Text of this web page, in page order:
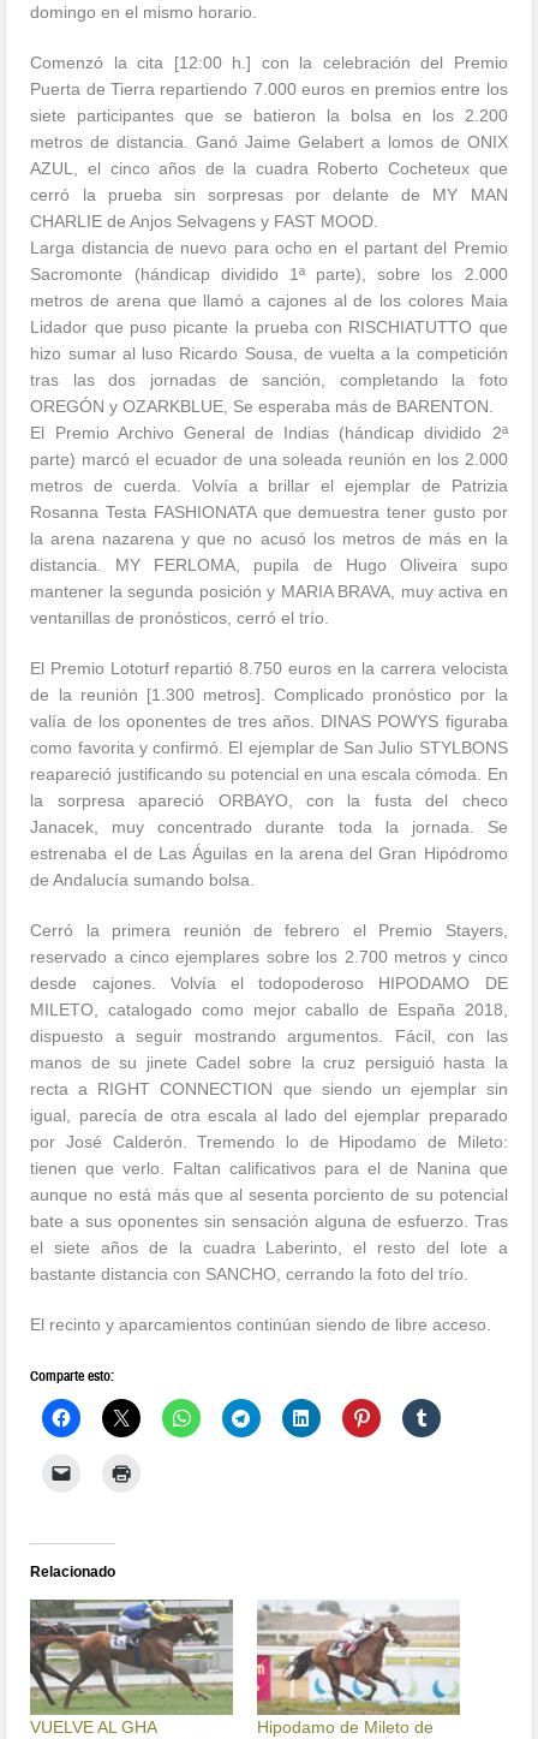
domingo en el mismo horario.
Comenzó la cita [12:00 h.] con la celebración del Premio
Puerta de Tierra repartiendo 7.000 euros en premios entre los
siete participantes que se batieron la bolsa en los 2.200
metros de distancia. Ganó Jaime Gelabert a lomos de ONIX
AZUL, el cinco años de la cuadra Roberto Cocheteux que
cerró la prueba sin sorpresas por delante de MY MAN
CHARLIE de Anjos Selvagens y FAST MOOD.
Larga distancia de nuevo para ocho en el partant del Premio
Sacromonte (hándicap dividido 1ª parte), sobre los 2.000
metros de arena que llamó a cajones al de los colores Maia
Lidador que puso picante la prueba con RISCHIATUTTO que
hizo sumar al luso Ricardo Sousa, de vuelta a la competición
tras las dos jornadas de sanción, completando la foto
OREGÓN y OZARKBLUE, Se esperaba más de BARENTON.
El Premio Archivo General de Indias (hándicap dividido 2ª
parte) marcó el ecuador de una soleada reunión en los 2.000
metros de cuerda. Volvía a brillar el ejemplar de Patrizia
Rosanna Testa FASHIONATA que demuestra tener gusto por
la arena nazarena y que no acusó los metros de más en la
distancia. MY FERLOMA, pupila de Hugo Oliveira supo
mantener la segunda posición y MARIA BRAVA, muy activa en
ventanillas de pronósticos, cerró el trío.
El Premio Lototurf repartió 8.750 euros en la carrera velocista
de la reunión [1.300 metros]. Complicado pronóstico por la
valía de los oponentes de tres años. DINAS POWYS figuraba
como favorita y confirmó. El ejemplar de San Julio STYLBONS
reapareció justificando su potencial en una escala cómoda. En
la sorpresa apareció ORBAYO, con la fusta del checo
Janacek, muy concentrado durante toda la jornada. Se
estrenaba el de Las Águilas en la arena del Gran Hipódromo
de Andalucía sumando bolsa.
Cerró la primera reunión de febrero el Premio Stayers,
reservado a cinco ejemplares sobre los 2.700 metros y cinco
desde cajones. Volvía el todopoderoso HIPODAMO DE
MILETO, catalogado como mejor caballo de España 2018,
dispuesto a seguir mostrando argumentos. Fácil, con las
manos de su jinete Cadel sobre la cruz persiguió hasta la
recta a RIGHT CONNECTION que siendo un ejemplar sin
igual, parecía de otra escala al lado del ejemplar preparado
por José Calderón. Tremendo lo de Hipodamo de Mileto:
tienen que verlo. Faltan calificativos para el de Nanina que
aunque no está más que al sesenta porciento de su potencial
bate a sus oponentes sin sensación alguna de esfuerzo. Tras
el siete años de la cuadra Laberinto, el resto del lote a
bastante distancia con SANCHO, cerrando la foto del trío.
El recinto y aparcamientos continúan siendo de libre acceso.
Comparte esto:
Relacionado
VUELVE AL GHA
Hipodamo de Mileto de